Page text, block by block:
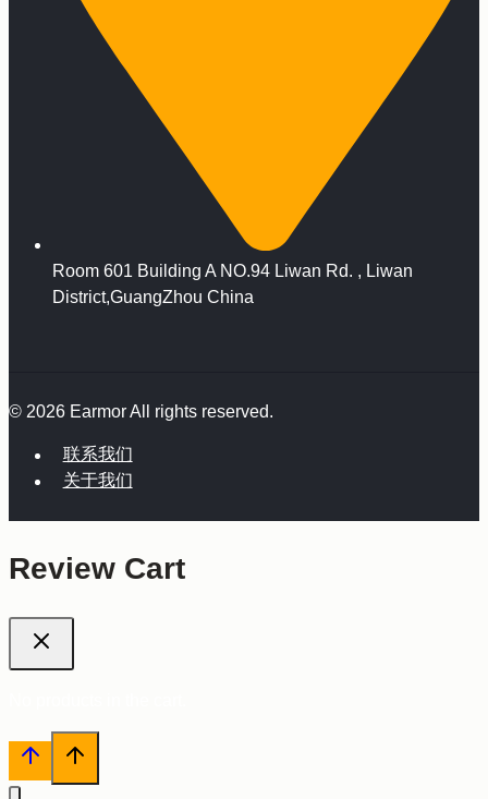
Room 601 Building A NO.94 Liwan Rd. , Liwan
District,GuangZhou China
© 2026 Earmor All rights reserved.
联系我们
关于我们
Review Cart